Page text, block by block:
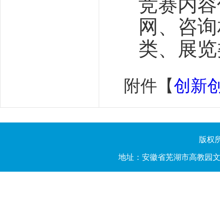
竞赛内
网、咨
类、展
附件【创新
版权
地址：安徽省芜湖市高教园